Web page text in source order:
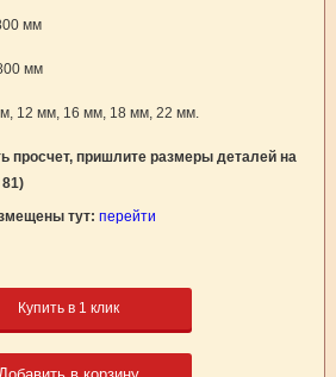
мм
мм
12 мм, 16 мм, 18 мм, 22 мм.
просчет, пришлите размеры деталей на
81)
тут: перейти
Купить в 1 клик